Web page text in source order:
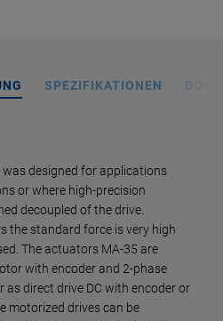
SPEZIFIKATIONEN
designed for applications
or where high-precision
decoupled of the drive.
the standard force is very high
The actuators MA-35 are
with encoder and 2-phase
direct drive DC with encoder or
motorized drives can be